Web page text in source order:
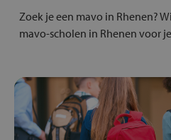
Zoek je een mavo in Rhenen?
mavo-scholen in Rhenen voor